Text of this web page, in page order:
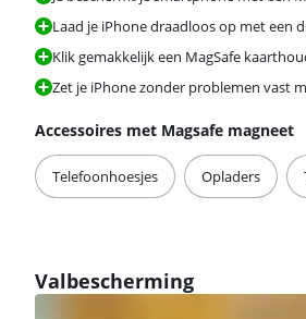
Laad je iPhone draadloos op met een
Klik gemakkelijk een MagSafe
Zet je iPhone zonder problemen vast
Accessoires met Magsafe magneet
Telefoonhoesjes Opladers
Valbescherming